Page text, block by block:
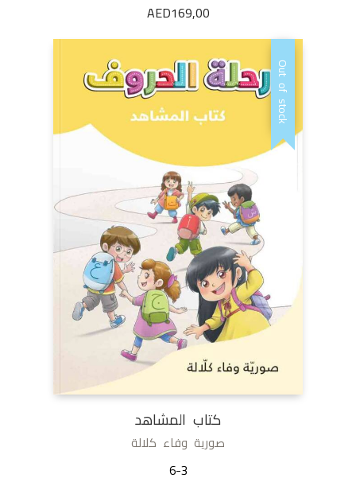
AED169,00
Out of stock
كتاب المشاهد
صورية وفاء كلالة
6-3